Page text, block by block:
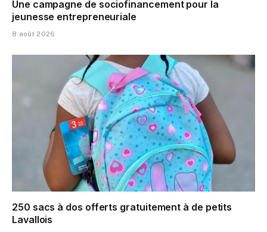
Une campagne de sociofinancement pour la
jeunesse entrepreneuriale
8 août 2026
250 sacs à dos offerts gratuitement à de petits
Lavallois